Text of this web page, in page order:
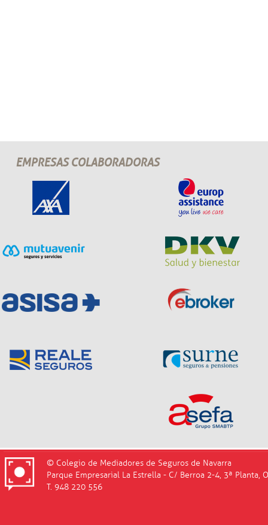
EMPRESAS COLABORADORAS
© Colegio de Mediadores de Seguros de Navarra
Parque Empresarial La Estrella - C/ Berroa 2-4, 3ª Planta,
T. 948 220 556